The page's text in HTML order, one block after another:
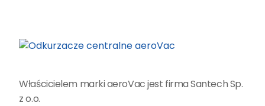
Właścicielem marki aeroVac jest firma Santech Sp.
z o.o.